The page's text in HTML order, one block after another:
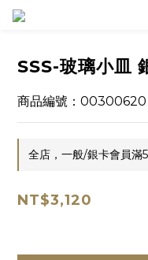
SSS-玻璃小皿
商品編號：00300620
全店，一般/銀卡會員
NT$3,120